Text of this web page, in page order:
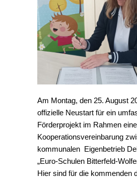
Am Montag, den 25. August
offizielle Neustart für ein
Förderprojekt im Rahmen
Kooperationsvereinbarung
kommunalen Eigenbetrieb
„Euro-Schulen Bitterfeld-
Hier sind für die kommenden